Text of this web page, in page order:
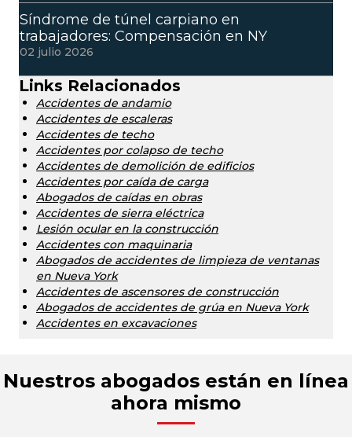
Síndrome de túnel carpiano en
trabajadores: Compensación en NY
02 julio 2026
Links Relacionados
Accidentes de andamio
Accidentes de escaleras
Accidentes de techo
Accidentes por colapso de techo
Accidentes de demolición de edificios
Accidentes por caída de carga
Abogados de caídas en obras
Accidentes de sierra eléctrica
Lesión ocular en la construcción
Accidentes con maquinaria
Abogados de accidentes de limpieza de ventanas
en Nueva York
Accidentes de ascensores de construcción
Abogados de accidentes de grúa en Nueva York
Accidentes en excavaciones
Nuestros abogados están en línea
ahora mismo